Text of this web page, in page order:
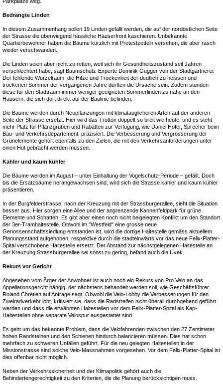
Bedrängte Linden
In diesem Zusammenhang sollen 19 Linden gefällt werden, die auf der nordöstlichen Seite
der Strasse die überwiegend hässliche Häuserfront kaschieren. Unbekannte
Quartierbewohner haben die Bäume kürzlich mit Protestzetteln versehen, die aber rasch
wieder verschwanden.
Die Linden seien aber nicht zu retten, weil sich ihr Gesundheitszustand seit Jahren
verschlechtert habe, sagt Baumschutz-Experte Dominik Gugger von der Stadtgärtnerei.
Der fehlende Wurzelraum, die Hitze und Trockenheit der deutlich zu heissen und
trockenen Sommer der vergangenen Jahre dürften die Ursache sein. Zudem stünden
diese für den Stadtraum immer weniger geeigneten Sommerlinden zu nahe an den
Häusern, die sich dort direkt auf der Baulinie befinden.
Die Bäume werden durch Neupflanzungen mit klimatauglicheren Arten auf der anderen
Seite der Strasse ersetzt. Hier wird das Trottoir doppelt so breit wie heute, und es steht
mehr Platz für Pflanzgruben und Rabatten zur Verfügung, wie Daniel Hofer, Sprecher beim
Bau- und Verkehrsdepartement, präzisiert. Die Verbesserung und Vergrösserung der
Grünelemente gehört ebenfalls zu den Zielen, die mit den Verkehrsanforderungen unter
einen Hut gebracht werden müssen.
Kahler und kaum kühler
Die Bäume werden im August – unter Einhaltung der Vogelschutz-Periode – gefällt. Doch
bis die Ersatzbäume herangewachsen sind, wird sich die Strasse kahler und kaum kühler
präsentieren.
In der Burgfelderstrasse, nach der Kreuzung mit der Strassburgerallee, sieht die Situation
besser aus. Hier sorgen eine Allee und der angrenzende Kannenfeldpark für grüne
Elemente und Schatten. Es gibt aber einen noch nicht beigelegten Konflikt um den Standort
der 3er-Tramhaltestelle. Obwohl im "Westfeld" eine grosse neue
Genossenschaftssiedlung entstanden ist, wird die dortige Haltestelle gemäss aktuellem
Planungsstand aufgehoben, respektive durch die stadteinwärts vor das neue Felix-Platter-
Spital verschobene Haltestelle ersetzt. Der Abstand zur nächstgelegenen Haltestelle an
der Kreuzung Strassburgerallee sei sonst zu gering, befand auch die Uvek.
Rekurs vor Gericht
Abgesehen vom Ärger der Anwohner ist auch noch ein Rekurs von Pro Velo an das
Appellationsgericht hängig, der nächstens behandelt werden soll, wie Geschäftsführer
Roland Chrétien auf Anfrage sagt. Obwohl die Velo-Lobby die Verbesserungen für den
Zweiradverkehr lobt, kritisiert sie, dass die Radstreifen nicht überall durchgehend geführt
werden und dass die erwähnten Haltestellen vor dem Felix-Platter-Spital als Kap-
Haltestellen ohne separate Velospur ausgestattet sind.
Es geht um das bekannte Problem, dass die Velofahrenden zwischen den 27 Zentimeter
hohen Randsteinen und den Schienen hindurch balancieren müssen. Dies hat schon
mehrfach zu schweren Unfällen geführt. Für die neu gelegten Haltestellen in der
Missionstrasse sind solche Velo-Massnahmen vorgesehen. Vor dem Felix-Platter-Spital ist
dies offenbar nicht möglich.
Neben der Verkehrssicherheit und der Klimapolitik gehört auch die
Behindertengerechtigkeit zu den Kriterien, die die Planung berücksichtigen muss.